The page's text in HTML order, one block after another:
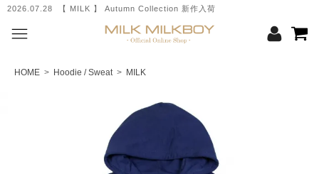
2026.07.28 【 MILK 】 Autumn Collection 新作入荷
HOME > Hoodie / Sweat> MILK